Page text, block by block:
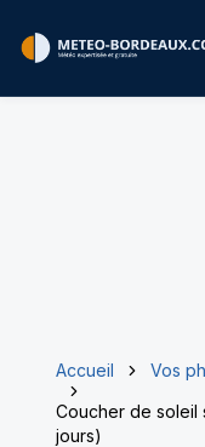
Accueil
Vos
Coucher de soleil
jours)